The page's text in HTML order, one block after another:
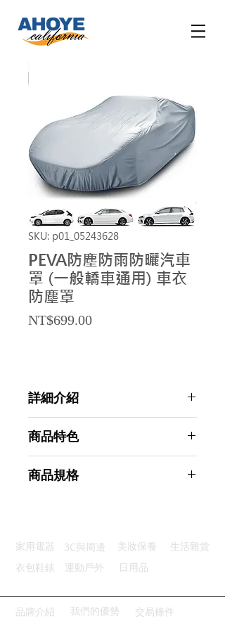
SKU: p01_05243628
PEVA防塵防雨防曬汽車
罩 (一般轎車通用) 車衣
防塵罩
NT$699.00Price
詳細介紹
商品特色
防水設計：優質防水PEVA面料
商品規格
主要材質：PEVA
商品尺寸：480*175*120cm
產地名稱：中國大陸
代理商：亞桓有限公司
家用電器 3C與周邊 美妝保養
生活雜貨
衣包鞋錶
運動戶外 日用品
品牌介紹 我們的優勢 交易條件